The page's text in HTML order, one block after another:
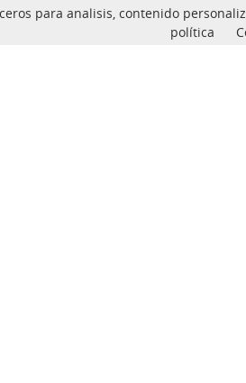
para analisis, contenido
política